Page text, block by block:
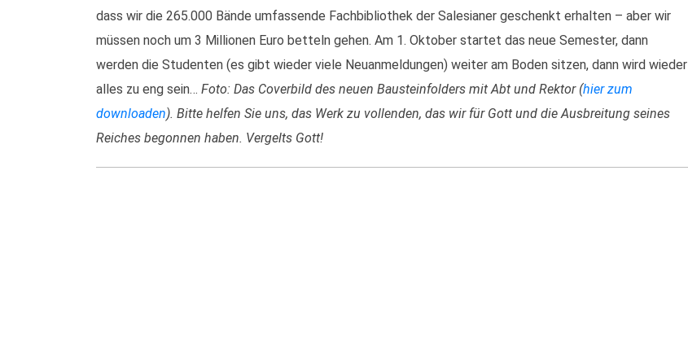
dass wir die 265.000 Bände umfassende Fachbibliothek der Salesianer geschenkt erhalten – aber wir
müssen noch um 3 Millionen Euro betteln gehen. Am 1. Oktober startet das neue Semester, dann
werden die Studenten (es gibt wieder viele Neuanmeldungen) weiter am Boden sitzen, dann wird wieder
alles zu eng sein… Foto: Das Coverbild des neuen Bausteinfolders mit Abt und Rektor (hier zum
downloaden). Bitte helfen Sie uns, das Werk zu vollenden, das wir für Gott und die Ausbreitung seines
Reiches begonnen haben. Vergelts Gott!